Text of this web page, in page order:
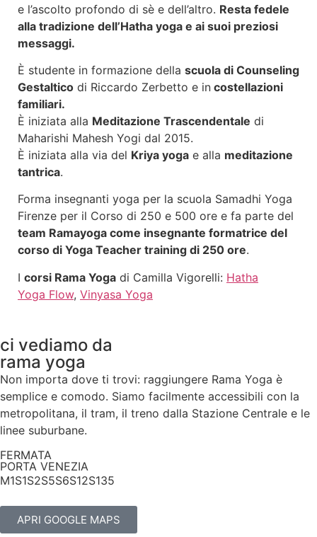
e l’ascolto profondo di sè e dell’altro. Resta fedele
alla tradizione dell’Hatha yoga e ai suoi preziosi
messaggi.
È studente in formazione della scuola di Counseling
Gestaltico di Riccardo Zerbetto e in costellazioni
familiari.
È iniziata alla Meditazione Trascendentale di
Maharishi Mahesh Yogi dal 2015.
È iniziata alla via del Kriya yoga e alla meditazione
tantrica.
Forma insegnanti yoga per la scuola Samadhi Yoga
Firenze per il Corso di 250 e 500 ore e fa parte del
team Ramayoga come insegnante formatrice del
corso di Yoga Teacher training di 250 ore.
I corsi Rama Yoga di Camilla Vigorelli: Hatha
Yoga Flow, Vinyasa Yoga
ci vediamo da
rama yoga
Non importa dove ti trovi: raggiungere Rama Yoga è
semplice e comodo. Siamo facilmente accessibili con la
metropolitana, il tram, il treno dalla Stazione Centrale e le
linee suburbane.
FERMATA
PORTA VENEZIA
M1S1S2S5S6S12S135
APRI GOOGLE MAPS